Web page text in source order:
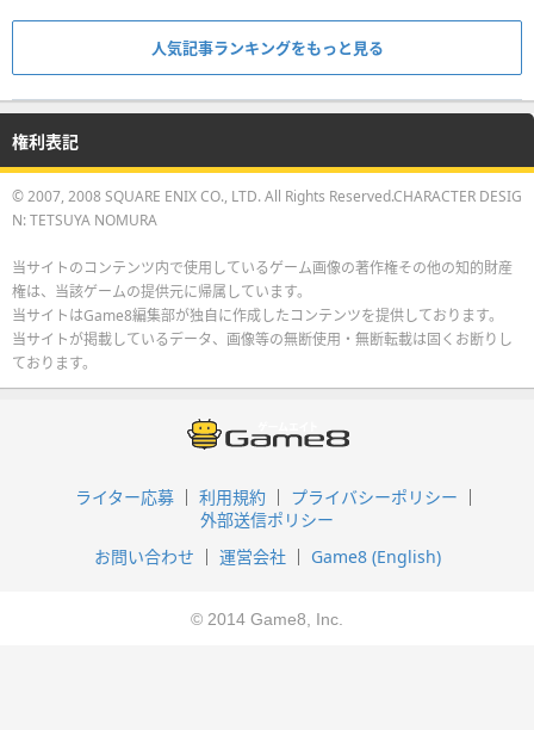
人気記事ランキングをもっと見る
権利表記
© 2007, 2008 SQUARE ENIX CO., LTD. All Rights Reserved.CHARACTER DESIG
N: TETSUYA NOMURA
当サイトのコンテンツ内で使用しているゲーム画像の著作権その他の知的財産
権は、当該ゲームの提供元に帰属しています。
当サイトはGame8編集部が独自に作成したコンテンツを提供しております。
当サイトが掲載しているデータ、画像等の無断使用・無断転載は固くお断りし
ております。
ライター応募 利用規約
プライバシーポリシー
外部送信ポリシー
お問い合わせ
運営会社 Game8 (English)
© 2014 Game8, Inc.